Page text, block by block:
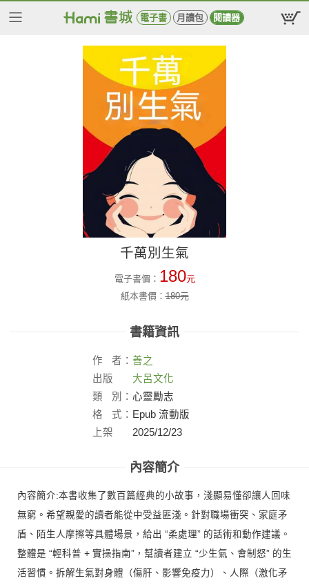
電子書 月讀包 閱讀器
千萬別生氣
電子書價： 180元
紙本書價：180元
書籍資訊
作 者： 善之
出版
社：
大呂文化
類
別： 心靈勵志
格
式： Epub 流動版
上架
2025/12/23
內容簡介
內容簡介:本書收集了數百篇經典的小故事，淺顯易懂卻讓人回味
無窮。希望親愛的讀者能從中受益匪淺。針對職場衝突、家庭矛
盾、陌生人摩擦等具體場景，給出 “柔處理” 的話術和動作建議。
整體是 “輕科普 + 實操指南”，幫讀者建立 “少生氣、會制怒” 的生
活習慣。拆解生氣對身體（傷肝、影響免疫力）、人際（激化矛